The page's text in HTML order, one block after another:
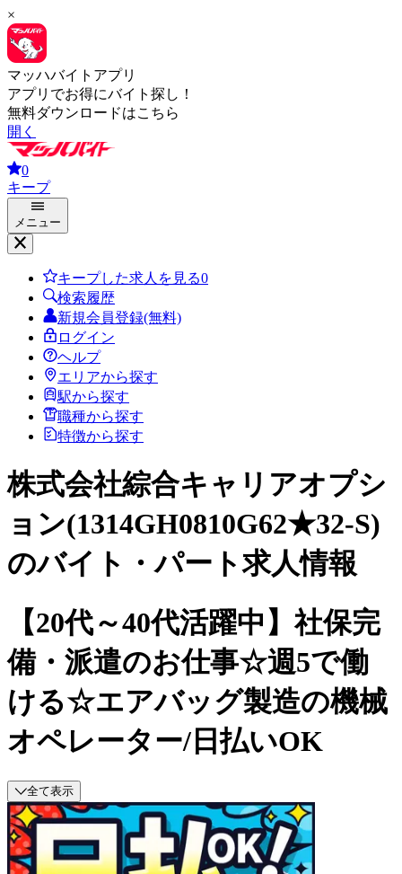
×
マッハバイトアプリ
アプリでお得にバイト探し！
無料ダウンロードはこちら
開く
0
キープ
メニュー
キープした求人を見る0
検索履歴
新規会員登録(無料)
ログイン
ヘルプ
エリアから探す
駅から探す
職種から探す
特徴から探す
株式会社綜合キャリアオプシ
ョン(1314GH0810G62★32-S)
のバイト・パート求人情報
【20代～40代活躍中】社保完
備・派遣のお仕事☆週5で働
ける☆エアバッグ製造の機械
オペレーター/日払いOK
全て表示